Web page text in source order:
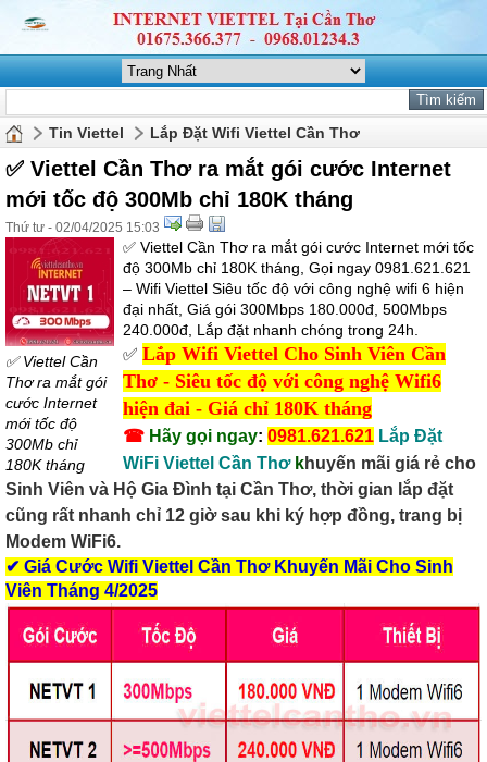
Tin Viettel Lắp Đặt Wifi Viettel Cần Thơ
✅ ‎Viettel Cần Thơ ra mắt gói cước Internet
mới tốc độ 300Mb chỉ 180K tháng
Thứ tư - 02/04/2025 15:03
✅ ‎Viettel Cần
Thơ ra mắt gói
cước Internet
mới tốc độ
300Mb chỉ
180K tháng
✅ ‎Viettel Cần Thơ ra mắt gói cước Internet mới tốc
độ 300Mb chỉ 180K tháng, Gọi ngay 0981.621.621
– Wifi Viettel Siêu tốc độ với công nghệ wifi 6 hiện
đại nhất, Giá gói 300Mbps 180.000đ, 500Mbps
240.000đ, Lắp đặt nhanh chóng trong 24h.
✅ Lắp Wifi Viettel Cho Sinh Viên Cần
Thơ - Siêu tốc độ với công nghệ Wifi6
hiện đai - Giá chỉ 180K tháng
☎ Hãy gọi ngay: 0981.621.621 Lắp Đặt
WiFi Viettel Cần Thơkhuyến mãi giá rẻ cho
Sinh Viên và Hộ Gia Đình tại Cần Thơ, thời gian lắp đặt
cũng rất nhanh chỉ 12 giờ sau khi ký hợp đồng, trang bị
Modem WiFi6.
✔ Giá Cước Wifi Viettel Cần Thơ Khuyến Mãi Cho Sinh
Viên Tháng 4/2025